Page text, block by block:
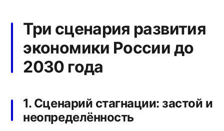
Три сценария развития
экономики России до
2030 года
1. Сценарий стагнации: застой и
неопределённость